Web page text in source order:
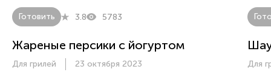
Готовить 3.8 5783
Жареные персики с йогуртом
Для грилей 23 октября 2023 Для